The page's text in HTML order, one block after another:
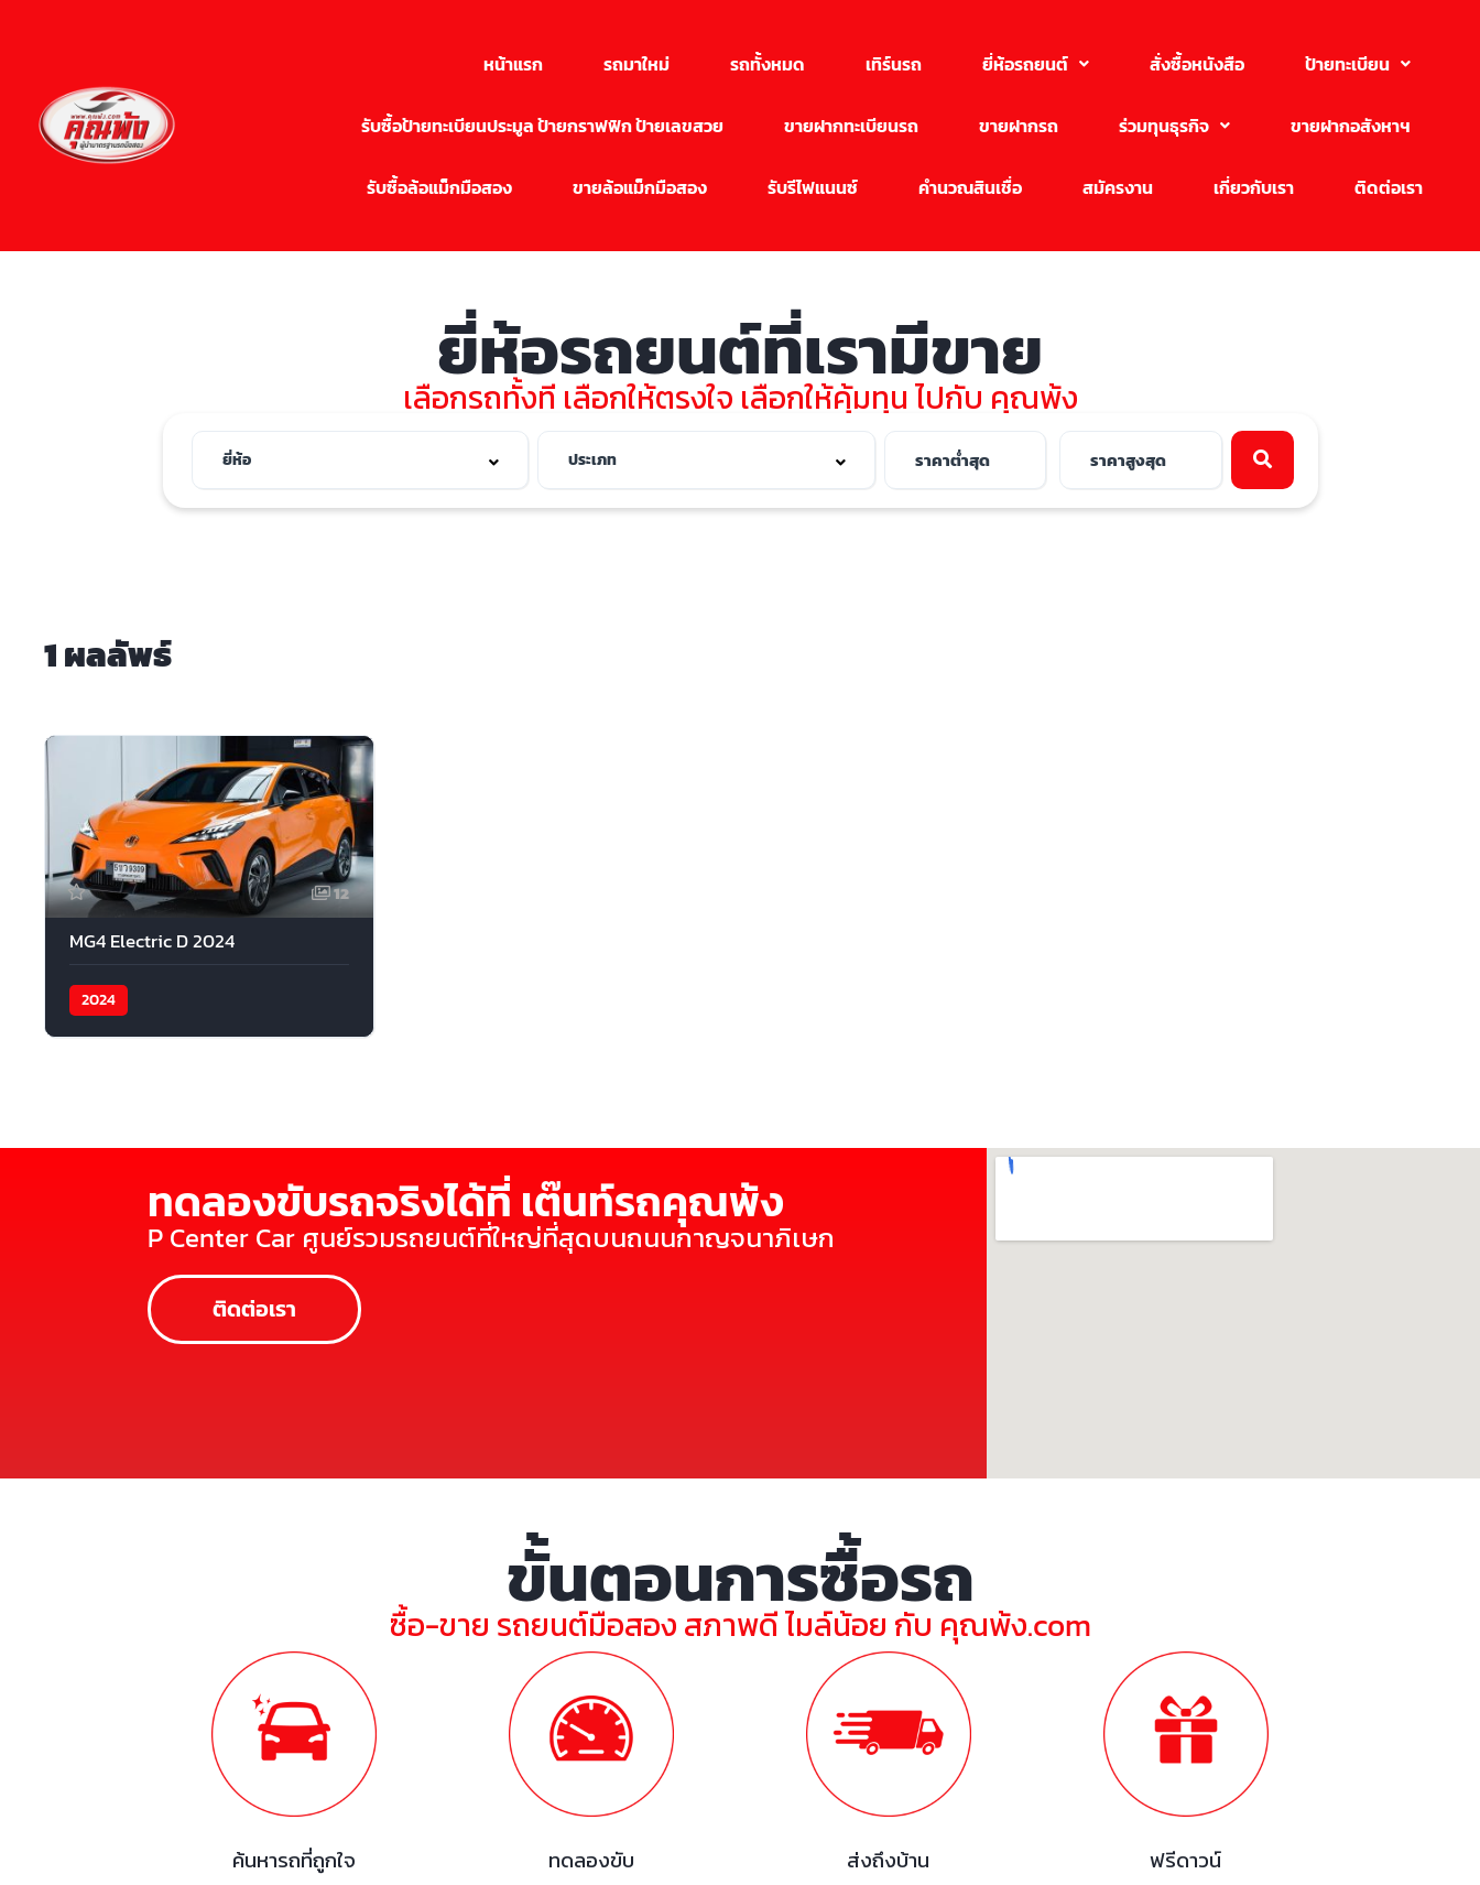
หน้าแรก รถมาใหม่ รถทั้งหมด เทิร์นรถ ยี่ห้อรถยนต์ สั่งซื้อหนังสือ ป้ายทะเบียน
รับซื้อป้ายทะเบียนประมูล ป้ายกราฟฟิก ป้ายเลขสวย ขายฝากทะเบียนรถ ขายฝากรถ ร่วมทุนธุรกิจ ขายฝากอสังหาฯ
รับซื้อล้อแม็กมือสอง ขายล้อแม็กมือสอง รับรีไฟแนนซ์ คำนวณสินเชื่อ สมัครงาน เกี่ยวกับเรา ติดต่อเรา
ยี่ห้อรถยนต์ที่เรามีขาย
เลือกรถทั้งที เลือกให้ตรงใจ เลือกให้คุ้มทุน ไปกับ คุณพ้ง
1 ผลลัพธ์
12
MG4 Electric D 2024
2024
ทดลองขับรถจริงได้ที่ เต๊นท์รถคุณพ้ง
P Center Car ศูนย์รวมรถยนต์ที่ใหญ่ที่สุดบนถนนกาญจนาภิเษก
ติดต่อเรา
ขั้นตอนการซื้อรถ
ซื้อ-ขาย รถยนต์มือสอง สภาพดี ไมล์น้อย กับ คุณพ้ง.com
ค้นหารถที่ถูกใจ ทดลองขับ ส่งถึงบ้าน ฟรีดาวน์